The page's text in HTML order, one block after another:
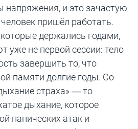
напряжения, и это зачастую
пришёл работать.
держались годами,
уже не первой сессии: тело
завершить то, что
памяти долгие годы. Со
страха» — то
дыхание, которое
панических атак и